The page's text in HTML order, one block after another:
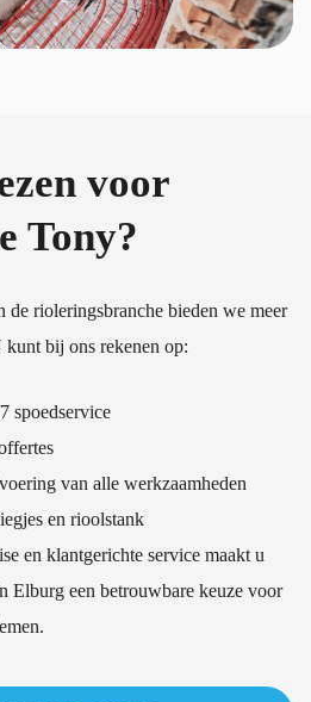
voor
Tony?
rioleringsbranche bieden we meer
kunt bij ons rekenen op:
spoedservice
van alle werkzaamheden
en rioolstank
en klantgerichte service maakt u
Elburg een betrouwbare keuze voor